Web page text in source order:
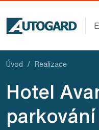
Úvod Realizace
Hotel